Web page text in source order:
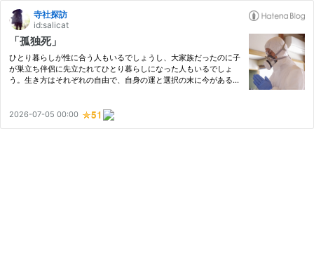
寺社探訪
id:salicat
「孤独死」
ひとり暮らしが性に合う人もいるでしょうし、大家族だったのに子
が巣立ち伴侶に先立たれてひとり暮らしになった人もいるでしょ
う。生き方はそれぞれの自由で、自身の運と選択の末に今がある訳
敗…
2026-07-05 00:00